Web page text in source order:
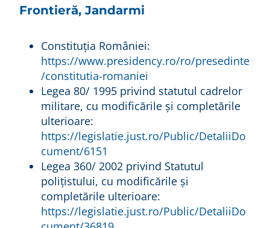
Frontieră, Jandarmi
Constituția României:
https://www.presidency.ro/ro/presedinte
/constitutia-romaniei
Legea 80/ 1995 privind statutul cadrelor
militare, cu modificările și completările
ulterioare:
https://legislatie.just.ro/Public/DetaliiDo
cument/6151
Legea 360/ 2002 privind Statutul
polițistului, cu modificările și
completările ulterioare:
https://legislatie.just.ro/Public/DetaliiDo